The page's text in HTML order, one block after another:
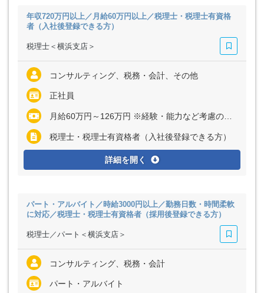
年収720万円以上／月給60万円以上／税理士・税理士有資格
者（入社後登録できる方）
税理士＜横浜支店＞
コンサルティング、税務・会計、その他
正社員
月給60万円～126万円 ※経験・能力など考慮の上、決定いたします ※上記に固定残業代（月45時間分＝14万6800円～30万8100円）を含む ※超過分は別途全額支給
税理士・税理士有資格者（入社後登録できる方）
詳細を開く
パート・アルバイト／時給3000円以上／勤務日数・時間柔軟
に対応／税理士・税理士有資格者（採用後登録できる方）
税理士／パート＜横浜支店＞
コンサルティング、税務・会計
パート・アルバイト